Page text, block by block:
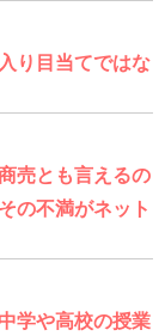
り目当てではな
売とも言えるの
の不満がネット
学や高校の授業